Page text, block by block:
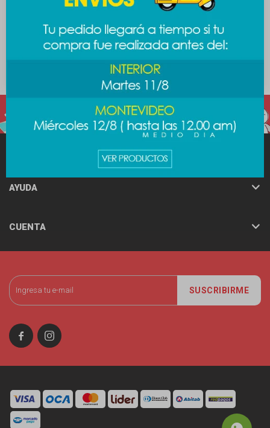
Peluche sanrio - Badtz-
Peluche Hello kitty - negro
989
SUSCRIBIRME
 
AYUDA
CUENTA